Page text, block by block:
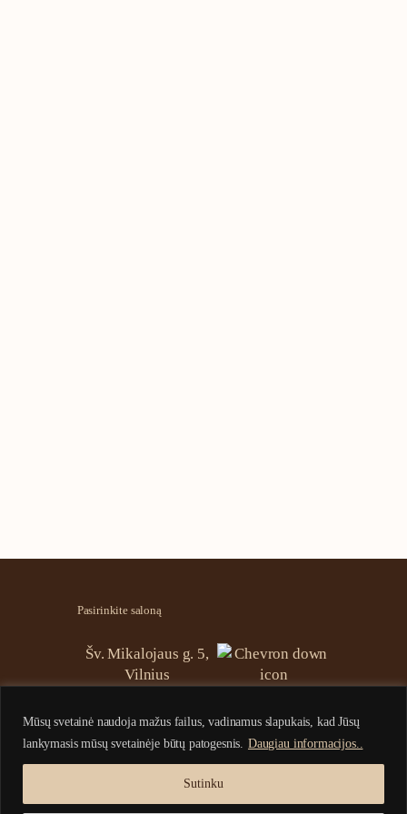
Mūsų svetainė naudoja mažus failus, vadinamus slapukais, kad Jūsų
lankymasis mūsų svetainėje būtų patogesnis. Daugiau informacijos..
Sutinku
Pasirinkite saloną
Šv. Mikalojaus g. 5,
Vilnius
Registracija:
+370 5 244 4646
info@aziaspa.lt